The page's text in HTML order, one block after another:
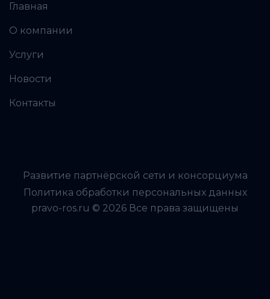
Главная
О компании
Услуги
Новости
Контакты
Развитие партнёрской сети и консорциума
Политика обработки персональных данных
pravo-ros.ru © 2026 Все права защищены